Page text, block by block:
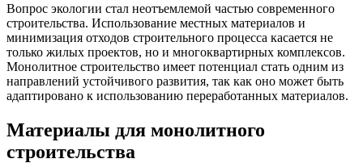
Вопрос экологии стал неотъемлемой частью современного
строительства. Использование местных материалов и
минимизация отходов строительного процесса касается не
только жилых проектов, но и многоквартирных комплексов.
Монолитное строительство имеет потенциал стать одним из
направлений устойчивого развития, так как оно может быть
адаптировано к использованию переработанных материалов.
Материалы для монолитного
строительства